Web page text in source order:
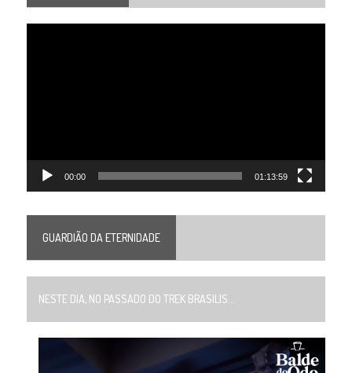
00:00 01:13:59
GUARDIÃO DA ETERNIDADE
NESTE DIA, NO PASSADO DO TREK BRASILIS...